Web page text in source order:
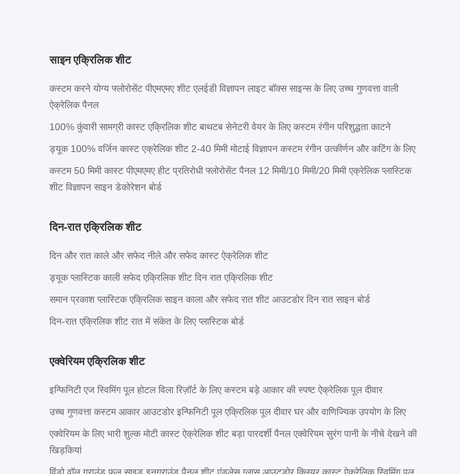
साइन एक्रिलिक शीट
कस्टम करने योग्य फ्लोरोसेंट पीएमएमए शीट एलईडी विज्ञापन लाइट बॉक्स साइन्स के लिए उच्च गुणवत्ता वाली
ऐक्रेलिक पैनल
100% कुंवारी सामग्री कास्ट एक्रिलिक शीट बाथटब सेनेटरी वेयर के लिए कस्टम रंगीन परिशुद्धता काटने
ड्यूक 100% वर्जिन कास्ट एक्रेलिक शीट 2-40 मिमी मोटाई विज्ञापन कस्टम रंगीन उत्कीर्णन और कटिंग के लिए
कस्टम 50 मिमी कास्ट पीएमएमए हीट प्रतिरोधी फ्लोरोसेंट पैनल 12 मिमी/10 मिमी/20 मिमी एक्रेलिक प्लास्टिक
शीट विज्ञापन साइन डेकोरेशन बोर्ड
दिन-रात एक्रिलिक शीट
दिन और रात काले और सफेद नीले और सफेद कास्ट ऐक्रेलिक शीट
ड्यूक प्लास्टिक काली सफेद एक्रिलिक शीट दिन रात एक्रिलिक शीट
समान प्रकाश प्लास्टिक एक्रिलिक साइन काला और सफेद रात शीट आउटडोर दिन रात साइन बोर्ड
दिन-रात एक्रिलिक शीट रात में संकेत के लिए प्लास्टिक बोर्ड
एक्वेरियम एक्रिलिक शीट
इन्फिनिटी एज स्विमिंग पूल होटल विला रिज़ॉर्ट के लिए कस्टम बड़े आकार की स्पष्ट ऐक्रेलिक पूल दीवार
उच्च गुणवत्ता कस्टम आकार आउटडोर इन्फिनिटी पूल एक्रिलिक पूल दीवार घर और वाणिज्यिक उपयोग के लिए
एक्वेरियम के लिए भारी शुल्क मोटी कास्ट ऐक्रेलिक शीट बड़ा पारदर्शी पैनल एक्वेरियम सुरंग पानी के नीचे देखने की
खिड़कियां